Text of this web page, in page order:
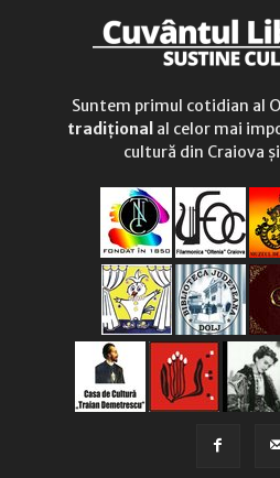
Suntem primul cotidian al
tradițional al celor mai
cultură din Craiova